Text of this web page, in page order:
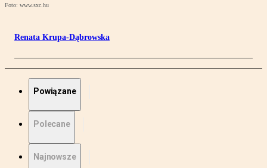
Foto: www.sxc.hu
Renata Krupa-Dąbrowska
Powiązane
Polecane
Najnowsze